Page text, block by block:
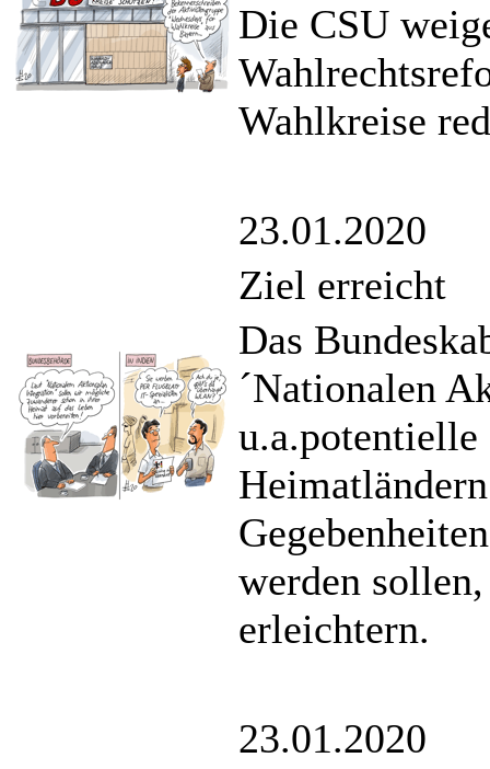
Die CSU
Wahlkreise
23.01.2020
Ziel erreicht
Das
´Nationalen
werden
erleichtern.
23.01.2020